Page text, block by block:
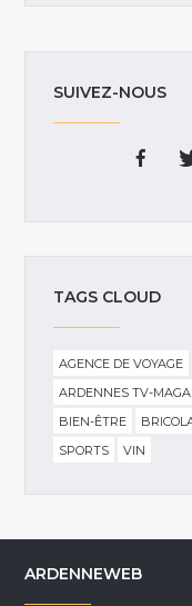
SUIVEZ-NOUS
TAGS CLOUD
AGENCE DE VOYAGE
ARDENNES TV-
BIEN-ÊTRE
SPORTS
VIN
ARDENNEWEB